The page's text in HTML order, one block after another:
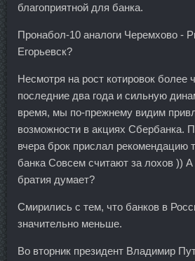
благоприятной для банка.
Пронабол-10 аналоги Черемхово -
Егорьевск?
Несмотря на рост котировок более
последние два года и сильную
время, мы по-прежнему видим
возможности в акциях Сбербанка.
вчера брок прислал рекомендацию
банка Совсем считают за лохов ))
братия думает?
Смирились с тем, что банков в
значительно меньше.
Во вторник президент Владимир